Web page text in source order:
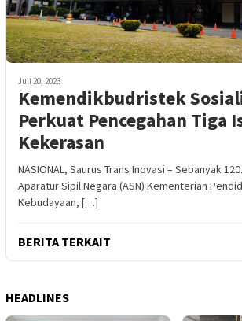
Juli 20, 2023
Kemendikbudristek
Perkuat Pencegahan Tiga
Kekerasan
NASIONAL, Saurus Trans Inovasi – Sebanyak
Aparatur Sipil Negara (ASN) Kementerian
Kebudayaan, […]
BERITA TERKAIT
HEADLINES